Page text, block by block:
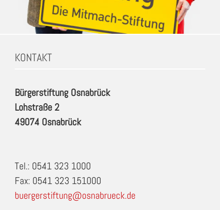
KONTAKT
Bürgerstiftung Osnabrück
Lohstraße 2
49074 Osnabrück
Tel.: 0541 323 1000
Fax: 0541 323 151000
buergerstiftung@osnabrueck.de